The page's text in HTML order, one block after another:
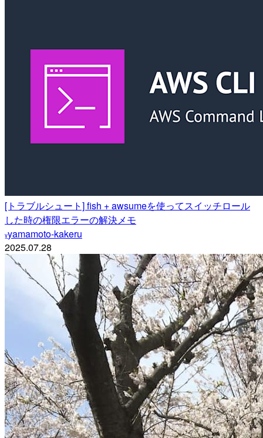
[トラブルシュート] fish + awsumeを使ってスイッチロール
した時の権限エラーの解決メモ
yyamamoto-kakeru
2025.07.28